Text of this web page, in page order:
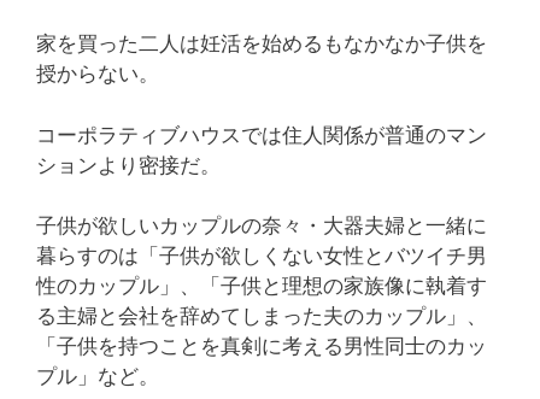
家を買った二人は妊活を始めるもなかなか子供を
授からない。
コーポラティブハウスでは住人関係が普通のマン
ションより密接だ。
子供が欲しいカップルの奈々・大器夫婦と一緒に
暮らすのは「子供が欲しくない女性とバツイチ男
性のカップル」、「子供と理想の家族像に執着す
る主婦と会社を辞めてしまった夫のカップル」、
「子供を持つことを真剣に考える男性同士のカッ
プル」など。